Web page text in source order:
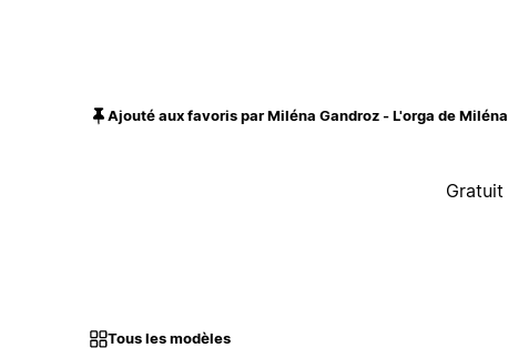
Ajouté aux favoris par Miléna Gandroz - L'orga de Miléna
Gratuit
Tous les modèles